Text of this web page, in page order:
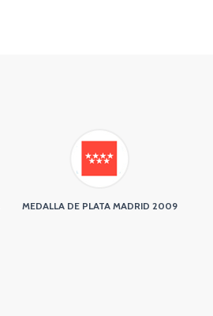
MEDALLA DE PLATA MADRID 2009